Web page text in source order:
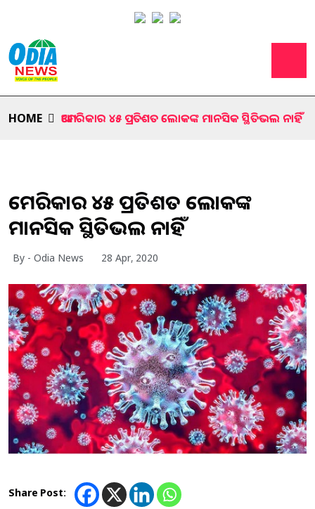
HOME ଆମେରିକାର ୪୫ ପ୍ରତିଶତ ଲୋକଙ୍କ ମାନସିକ ସ୍ଥିତିଭଲ ନାହିଁ
ଆମେରିକାର ୪୫ ପ୍ରତିଶତ ଲୋକଙ୍କ
ମାନସିକ ସ୍ଥିତିଭଲ ନାହିଁ
By - Odia News 28 Apr, 2020
Share Post: